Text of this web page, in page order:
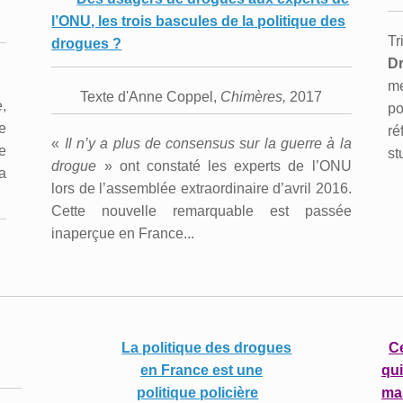
l’ONU, les trois bascules de la politique des
drogues ?
Texte d'Anne Coppel, Chimères, 2017
« Il n’y a plus de consensus sur la guerre à la
drogue » ont constaté les experts de l’ONU
lors de l’assemblée extraordinaire d’avril 2016.
Cette nouvelle remarquable est passée
inaperçue en France...
La politique des drogues
en France est une
politique policière